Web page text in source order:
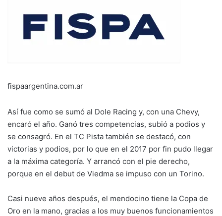
fispaargentina.com.ar
Así fue como se sumó al Dole Racing y, con una Chevy,
encaró el año. Ganó tres competencias, subió a podios y
se consagró. En el TC Pista también se destacó, con
victorias y podios, por lo que en el 2017 por fin pudo llegar
a la máxima categoría. Y arrancó con el pie derecho,
porque en el debut de Viedma se impuso con un Torino.
Casi nueve años después, el mendocino tiene la Copa de
Oro en la mano, gracias a los muy buenos funcionamientos